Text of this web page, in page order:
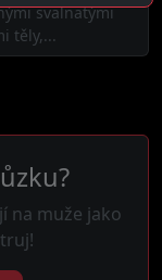
svalnatými
těly,...
na muže jako